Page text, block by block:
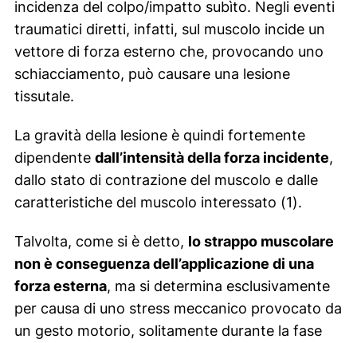
incidenza del colpo/impatto subìto. Negli eventi
traumatici diretti, infatti, sul muscolo incide un
vettore di forza esterno che, provocando uno
schiacciamento, può causare una lesione
tissutale.
La gravità della lesione è quindi fortemente
dipendente dall’intensità della forza incidente,
dallo stato di contrazione del muscolo e dalle
caratteristiche del muscolo interessato (1).
Talvolta, come si è detto, lo strappo muscolare
non è conseguenza dell’applicazione di una
forza esterna, ma si determina esclusivamente
per causa di uno stress meccanico provocato da
un gesto motorio, solitamente durante la fase